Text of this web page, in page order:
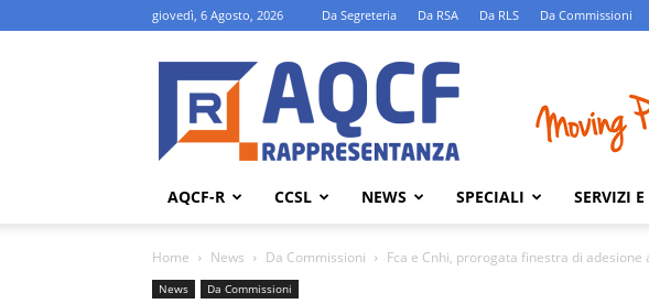
giovedì, 6 Agosto, 2026 Da Segreteria Da RSA Da RLS Da Commissioni
AQCF-
R
AQCF-R CCSL NEWS SPECIALI SERVIZI
Home News Da Commissioni Fca e Cnhi, prorogata finestra di adesione
News Da Commissioni